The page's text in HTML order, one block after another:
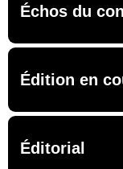
Échos du
Édition en
Éditorial